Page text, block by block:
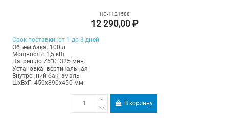
НС-1121588
12 290,00 ₽
Срок поставки: от 1 до 3 дней
Объем бака: 100 л
Мощность: 1,5 кВт
Нагрев до 75°С: 325 мин.
Установка: вертикальная
Внутренний бак: эмаль
ШхВхГ: 450х890х450 мм
В корзину